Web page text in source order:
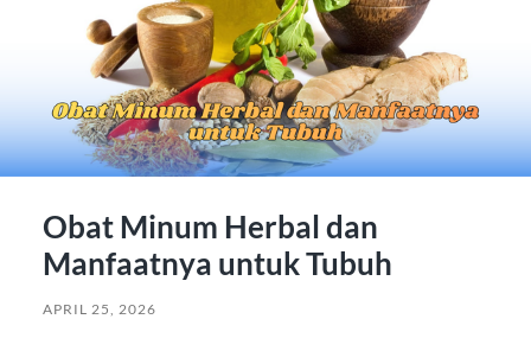
Obat Minum Herbal dan
Manfaatnya untuk Tubuh
APRIL 25, 2026